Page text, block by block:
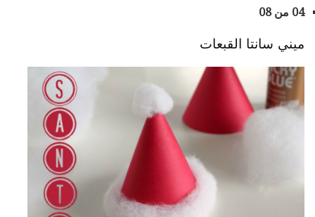
04 من 08
ميني سانتا القبعات